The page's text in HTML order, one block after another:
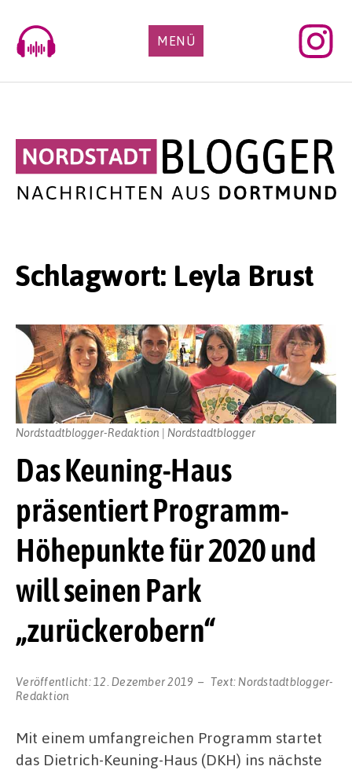
content
MENÜ
Schlagwort: Leyla Brust
Das Keuning-Haus
präsentiert Programm-
Höhepunkte für 2020 und
will seinen Park
„zurückerobern“
Veröffentlicht: 12. Dezember 2019 Text: Nordstadtblogger-
Redaktion
Nordstadtblogger-Redaktion | Nordstadtblogger
Mit einem umfangreichen Programm startet
das Dietrich-Keuning-Haus (DKH) ins nächste